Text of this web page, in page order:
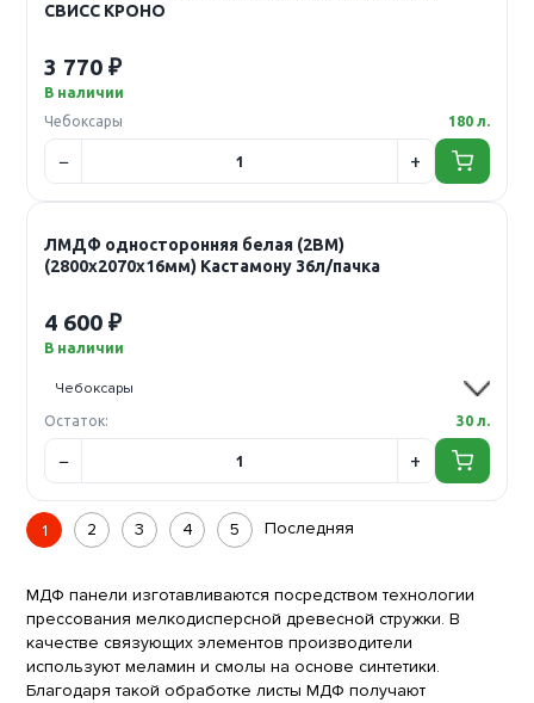
СВИСС КРОНО
3 770 ₽
В наличии
Чебоксары
180 л.
ЛМДФ односторонняя белая (2ВМ)
(2800х2070х16мм) Кастамону 36л/пачка
4 600 ₽
В наличии
Остаток: 30 л.
1 2 3 4 5 Последняя
МДФ панели изготавливаются посредством технологии
прессования мелкодисперсной древесной стружки. В
качестве связующих элементов производители
используют меламин и смолы на основе синтетики.
Благодаря такой обработке листы МДФ получают